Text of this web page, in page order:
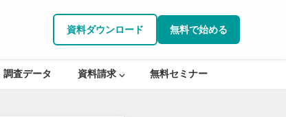
資料ダウンロード 無料で始める
調査データ 資料請求 ⌵ 無料セミナー